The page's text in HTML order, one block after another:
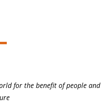
for the benefit of people and